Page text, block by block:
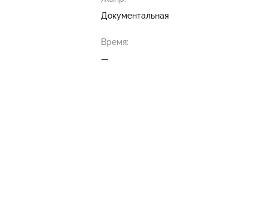
Документальная
Время:
—